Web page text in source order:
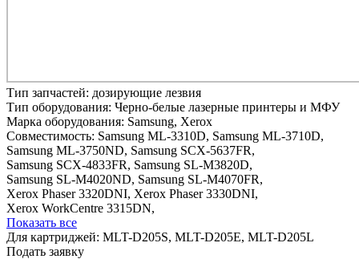
Тип запчастей: дозирующие лезвия
Тип оборудования: Черно-белые лазерные принтеры и МФУ
Марка оборудования: Samsung, Xerox
Совместимость: Samsung ML-3310D, Samsung ML-3710D,
Samsung ML-3750ND, Samsung SCX-5637FR,
Samsung SCX-4833FR, Samsung SL-M3820D,
Samsung SL-M4020ND, Samsung SL-M4070FR,
Xerox Phaser 3320DNI, Xerox Phaser 3330DNI,
Xerox WorkCentre 3315DN,
Показать все
Для картриджей: MLT-D205S, MLT-D205E, MLT-D205L
Подать заявку